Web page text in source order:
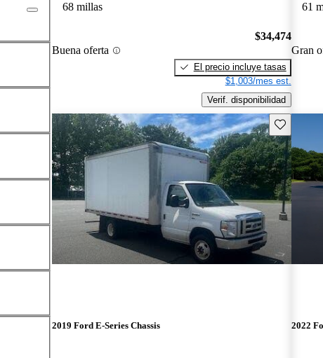
68 millas
Buena oferta
$34,474
El precio incluye tasas
$1,003/mes est.
Verif. disponibilidad
61
Gran
Guarda
2019 Ford E-Series Chassis 2022